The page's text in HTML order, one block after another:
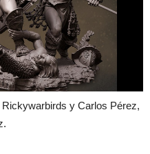
y Carlos Pérez,